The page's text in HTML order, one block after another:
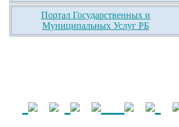
Портал Государственных и
Муниципальных Услуг РБ